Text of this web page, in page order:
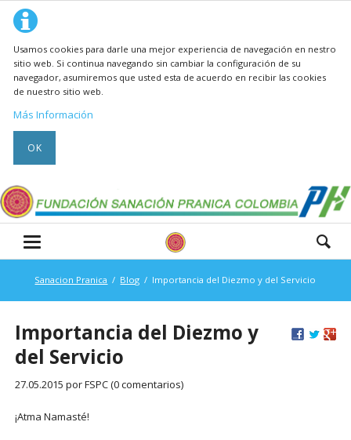
Usamos cookies para darle una mejor experiencia de navegación en nestro
sitio web. Si continua navegando sin cambiar la configuración de su
navegador, asumiremos que usted esta de acuerdo en recibir las cookies
de nuestro sitio web.
Más Información
OK
Sanacion Pranica Blog Importancia del Diezmo y del Servicio
Importancia del Diezmo y
del Servicio
27.05.2015 por FSPC (0 comentarios)
¡Atma Namasté!